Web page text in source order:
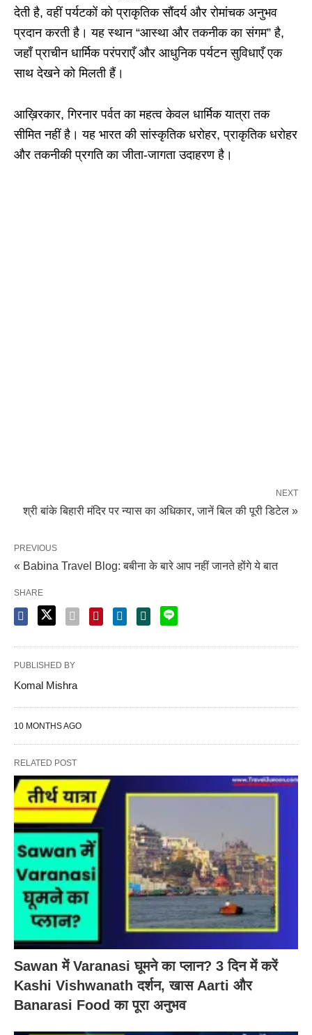
देती है, वहीं पर्यटकों को प्राकृतिक सौंदर्य और रोमांचक अनुभव
प्रदान करती है। यह स्थान “आस्था और तकनीक का संगम” है,
जहाँ प्राचीन धार्मिक परंपराएँ और आधुनिक पर्यटन सुविधाएँ एक
साथ देखने को मिलती हैं।
आख़िरकार, गिरनार पर्वत का महत्व केवल धार्मिक यात्रा तक
सीमित नहीं है। यह भारत की सांस्कृतिक धरोहर, प्राकृतिक धरोहर
और तकनीकी प्रगति का जीता-जागता उदाहरण है।
NEXT
श्री बांके बिहारी मंदिर पर न्यास का अधिकार, जानें बिल की पूरी डिटेल »
PREVIOUS
« Babina Travel Blog: बबीना के बारे आप नहीं जानते होंगे ये बात
SHARE
PUBLISHED BY
Komal Mishra
10 MONTHS AGO
RELATED POST
Sawan में Varanasi घूमने का प्लान? 3 दिन में करें
Kashi Vishwanath दर्शन, खास Aarti और
Banarasi Food का पूरा अनुभव